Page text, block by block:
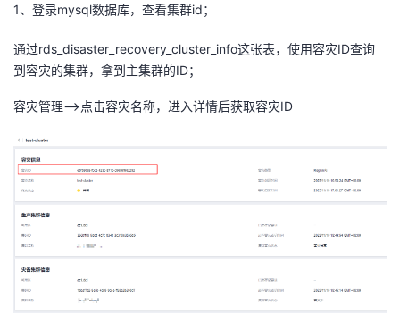
1、登录mysql数据库，查看集群id；
通过rds_disaster_recovery_cluster_info这张表，使用容灾ID查询
到容灾的集群，拿到主集群的ID；
容灾管理-->点击容灾名称，进入详情后获取容灾ID